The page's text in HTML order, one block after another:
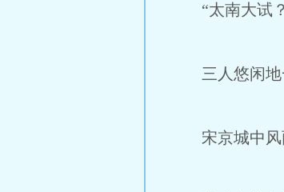
“太南大试？
三人悠闲地一
宋京城中风雨